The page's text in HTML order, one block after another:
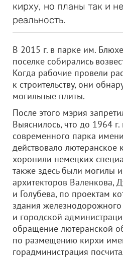
кирху, но планы так и
реальность.
В 2015 г. в парке им.
поселке собирались
Когда рабочие провели
к строительству, они
могильные плиты.
После этого мэрия
Выяснилось, что до 1964
современного парка
действовало лютеранское
хоронили немецких
также здесь были могилы
архитекторов Валенкова,
и Голубева, по проектам
здания
и городской
обращение лютеранской
по размещению кирхи
горадминистрация